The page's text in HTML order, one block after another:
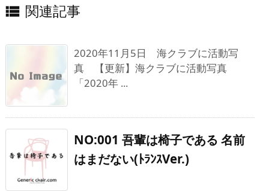
 関連記事
2020年11月5日 海クラブに活動写
真 【更新】海クラブに活動写真
「2020年 ...
NO:001 吾輩は椅子である 名前
はまだない(ﾄﾗﾝｽVer.)